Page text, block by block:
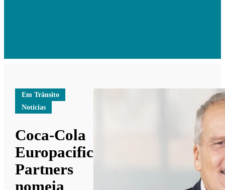
Em Trânsito
Notícias
Coca-Cola
Europacific
Partners
nomeia